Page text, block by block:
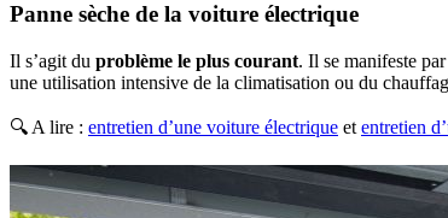
Panne sèche de la voiture électrique
Il s’agit du problème le plus courant. Il se manifeste
une utilisation intensive de la climatisation ou du
🔍 A lire : entretien d’une voiture électrique et entretien